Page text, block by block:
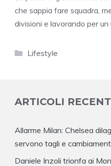
che sappia fare squadra,
divisioni e lavorando per
Categorie
Lifestyle
ARTICOLI
Allarme Milan: Chelsea
servono tagli e
Daniele Inzoli trionfa ai